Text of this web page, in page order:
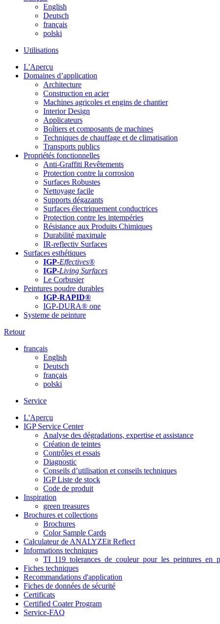
English
Deutsch
français
polski
Utilisations
L'Aperçu
Domaines d’application
Architecture
Construction en acier
Machines agricoles et engins de chantier
Interior Design
Applicateurs
Boîtiers et composants de machines
Techniques de chauffage et de climatisation
Transports publics
Propriétés fonctionnelles
Anti-Graffiti Revêtements
Protection contre la corrosion
Surfaces Robustes
Nettoyage facile
Supports dégazants
Surfaces électriquement conductrices
Protection contre les intempéries
Résistance aux Produits Chimiques
Durabilité maximale
IR-reflectiv Surfaces
Surfaces esthétiques
IGP-Effectives®
IGP-Living Surfaces
Le Corbusier
Peintures poudre durables
IGP-RAPID®
IGP-DURA® one
Systeme de peinture
Retour
français
English
Deutsch
français
polski
Service
L'Aperçu
IGP Service Center
Analyse des dégradations, expertise et assistance
Création de teintes
Contrôles et essais
Diagnostic
Conseils d’utilisation et conseils techniques
IGP Liste de stock
Code de produit
Inspiration
green treasures
Brochures et collections
Brochures
Color Sample Cards
Calculateur de ANALYZEit Reflect
Informations techniques
Fiches techniques
Recommandations d'application
Fiches de données de sécurité
Certificats
Certified Coater Program
Service-FAQ